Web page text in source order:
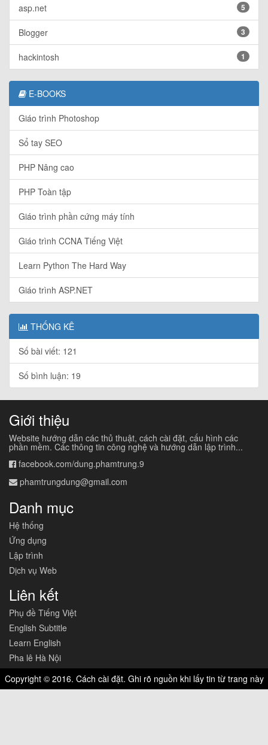
asp.net 5
Blogger 3
hackintosh 1
E-BOOKS
Giáo trình Photoshop
Sổ tay SEO
PHP Nâng cao
PHP Toàn tập
Giáo trình phần cứng máy tính
Giáo trình CCNA Tiếng Việt
Learn Python The Hard Way
Giáo trình ASP.NET
THỐNG KÊ
Số bài viết: 121
Số bình luận: 19
Giới thiệu
Website hướng dẫn các thủ thuật, cách cài đặt, cấu hình các
phần mềm. Các thông tin công nghệ và hướng dẫn lập trình...
facebook.com/dung.phamtrung.9
phamtrungdung@gmail.com
Danh mục
Hệ thống
Ứng dụng
Lập trình
Dịch vụ Web
Liên kết
Phụ đề Tiếng Việt
English Subtitle
Learn English
Pha lê Hà Nội
Copyright © 2016. Cách cài đặt. Ghi rõ nguồn khi lấy tin từ trang này